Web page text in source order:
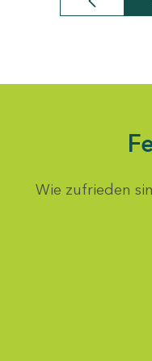
Wie zufrieden